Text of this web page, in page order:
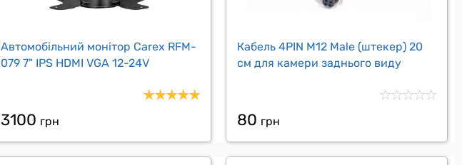
Автомобільний монітор Carex RFM-
079 7" IPS HDMI VGA 12-24V
3100 грн
Кабель 4PIN M12 Male (штекер) 20
см для камери заднього виду
80 грн